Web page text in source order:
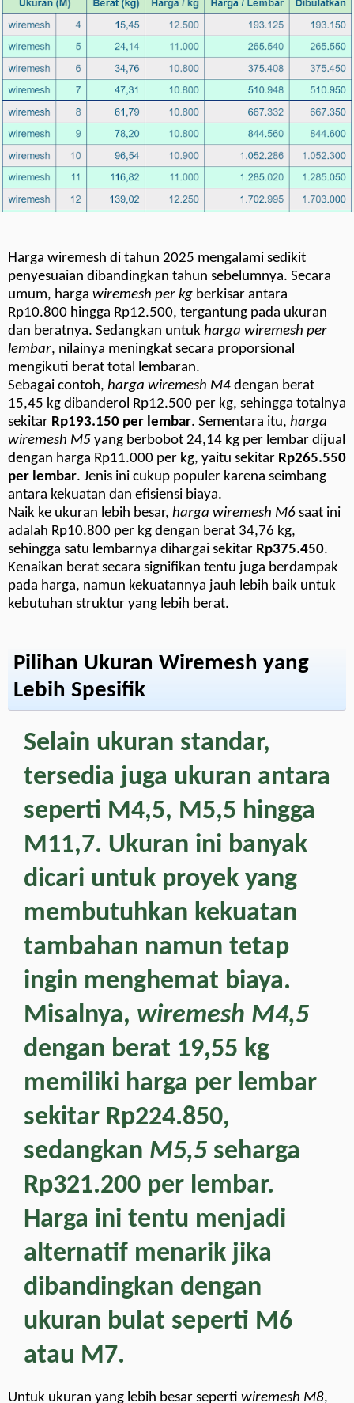
Harga wiremesh di tahun 2025 mengalami sedikit
penyesuaian dibandingkan tahun sebelumnya. Secara
umum, harga wiremesh per kg berkisar antara
Rp10.800 hingga Rp12.500, tergantung pada ukuran
dan beratnya. Sedangkan untuk harga wiremesh per
lembar, nilainya meningkat secara proporsional
mengikuti berat total lembaran.
Sebagai contoh, harga wiremesh M4 dengan berat
15,45 kg dibanderol Rp12.500 per kg, sehingga totalnya
sekitar Rp193.150 per lembar. Sementara itu, harga
wiremesh M5 yang berbobot 24,14 kg per lembar dijual
dengan harga Rp11.000 per kg, yaitu sekitar Rp265.550
per lembar. Jenis ini cukup populer karena seimbang
antara kekuatan dan efisiensi biaya.
Naik ke ukuran lebih besar, harga wiremesh M6 saat ini
adalah Rp10.800 per kg dengan berat 34,76 kg,
sehingga satu lembarnya dihargai sekitar Rp375.450.
Kenaikan berat secara signifikan tentu juga berdampak
pada harga, namun kekuatannya jauh lebih baik untuk
kebutuhan struktur yang lebih berat.
Pilihan Ukuran Wiremesh yang
Lebih Spesifik
Selain ukuran standar,
tersedia juga ukuran antara
seperti M4,5, M5,5 hingga
M11,7. Ukuran ini banyak
dicari untuk proyek yang
membutuhkan kekuatan
tambahan namun tetap
ingin menghemat biaya.
Misalnya, wiremesh M4,5
dengan berat 19,55 kg
memiliki harga per lembar
sekitar Rp224.850,
sedangkan M5,5 seharga
Rp321.200 per lembar.
Harga ini tentu menjadi
alternatif menarik jika
dibandingkan dengan
ukuran bulat seperti M6
atau M7.
Untuk ukuran yang lebih besar seperti wiremesh M8,